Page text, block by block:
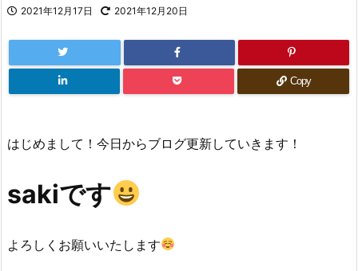
2021年12月17日 2021年12月20日
Copy
はじめまして！今日からブログ更新していきます！
sakiです
よろしくお願いいたします